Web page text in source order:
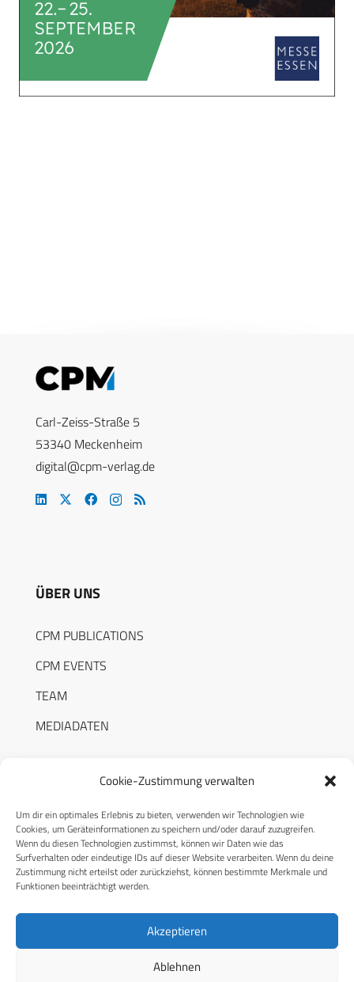
Cookie-Zustimmung verwalten
Um dir ein optimales Erlebnis zu bieten, verwenden wir Technologien wie
Cookies, um Geräteinformationen zu speichern und/oder darauf zuzugreifen.
Wenn du diesen Technologien zustimmst, können wir Daten wie das
Surfverhalten oder eindeutige IDs auf dieser Website verarbeiten. Wenn du deine
Zustimmung nicht erteilst oder zurückziehst, können bestimmte Merkmale und
Funktionen beeinträchtigt werden.
Akzeptieren
Ablehnen
Carl-Zeiss-Straße 5
53340 Meckenheim
digital@cpm-verlag.de
ÜBER UNS
CPM PUBLICATIONS
CPM EVENTS
TEAM
MEDIADATEN
RECHTLICHES
Datenschutzerklärung
Cookie-Richtlinie (EU)